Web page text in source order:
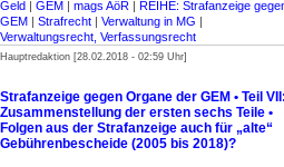
Geld | GEM | mags AöR | REIHE: Strafanzeige
GEM | Strafrecht | Verwaltung in MG |
Verwaltungsrecht, Verfassungsrecht
Hauptredaktion [28.02.2018 - 02:59 Uhr]
Strafanzeige gegen Organe der GEM • Teil VII:
Zusammenstellung der ersten sechs Teile •
Folgen aus der Strafanzeige auch für „alte“
Gebührenbescheide (2005 bis 2018)?